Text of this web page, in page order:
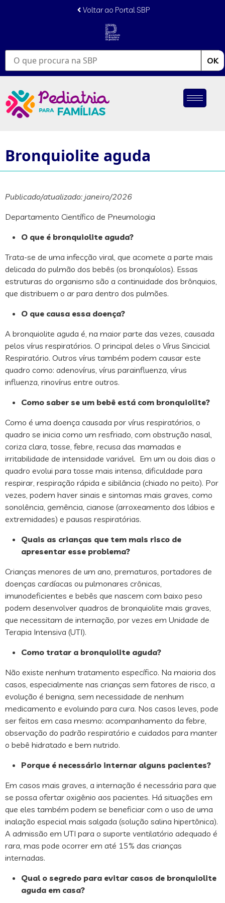
Voltar ao Portal SBP
OK
Bronquiolite aguda
Publicado/atualizado: janeiro/2026
Departamento Científico de Pneumologia
O que é bronquiolite aguda?
Trata-se de uma infecção viral, que acomete a parte mais
delicada do pulmão dos bebês (os bronquíolos). Essas
estruturas do organismo são a continuidade dos brônquios,
que distribuem o ar para dentro dos pulmões.
O que causa essa doença?
A bronquiolite aguda é, na maior parte das vezes, causada
pelos vírus respiratórios. O principal deles o Vírus Sincicial
Respiratório. Outros vírus também podem causar este
quadro como: adenovírus, vírus parainfluenza, vírus
influenza, rinovírus entre outros.
Como saber se um bebê está com bronquiolite?
Como é uma doença causada por vírus respiratórios, o
quadro se inicia como um resfriado, com obstrução nasal,
coriza clara, tosse, febre, recusa das mamadas e
irritabilidade de intensidade variável. Em um ou dois dias o
quadro evolui para tosse mais intensa, dificuldade para
respirar, respiração rápida e sibilância (chiado no peito). Por
vezes, podem haver sinais e sintomas mais graves, como
sonolência, gemência, cianose (arroxeamento dos lábios e
extremidades) e pausas respiratórias.
Quais as crianças que tem mais risco de
apresentar esse problema?
Crianças menores de um ano, prematuros, portadores de
doenças cardíacas ou pulmonares crônicas,
imunodeficientes e bebês que nascem com baixo peso
podem desenvolver quadros de bronquiolite mais graves,
que necessitam de internação, por vezes em Unidade de
Terapia Intensiva (UTI).
Como tratar a bronquiolite aguda?
Não existe nenhum tratamento específico. Na maioria dos
casos, especialmente nas crianças sem fatores de risco, a
evolução é benigna, sem necessidade de nenhum
medicamento e evoluindo para cura. Nos casos leves, pode
ser feitos em casa mesmo: acompanhamento da febre,
observação do padrão respiratório e cuidados para manter
o bebê hidratado e bem nutrido.
Porque é necessário internar alguns pacientes?
Em casos mais graves, a internação é necessária para que
se possa ofertar oxigênio aos pacientes. Há situações em
que eles também podem se beneficiar com o uso de uma
inalação especial mais salgada (solução salina hipertônica).
A admissão em UTI para o suporte ventilatório adequado é
rara, mas pode ocorrer em até 15% das crianças
internadas.
Qual o segredo para evitar casos de bronquiolite
aguda em casa?